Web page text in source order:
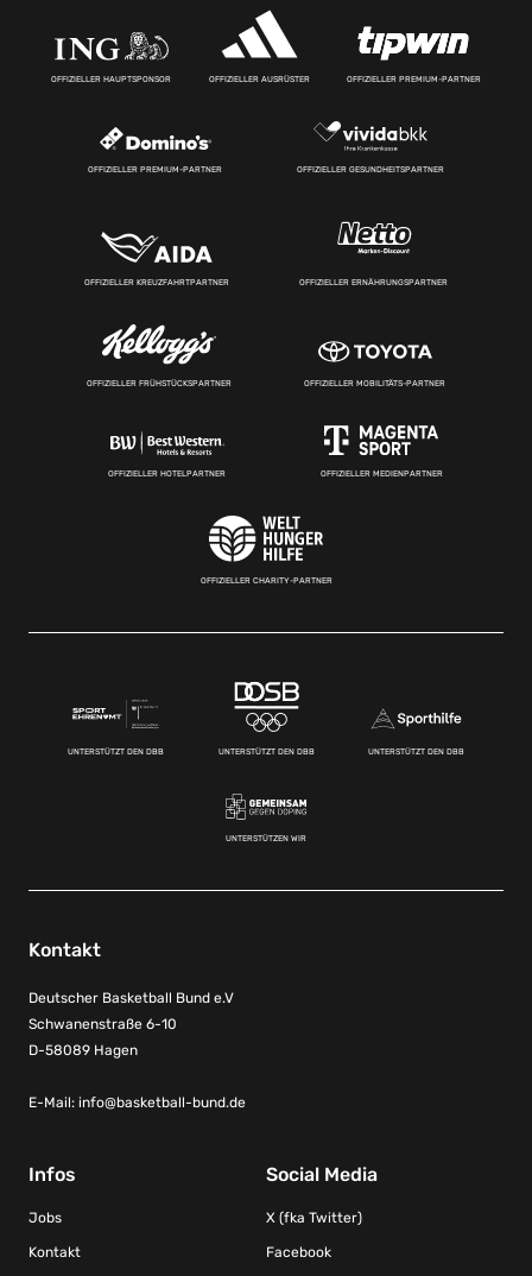
OFFIZIELLER HAUPTSPONSOR OFFIZIELLER AUSRÜSTER OFFIZIELLER PREMIUM-PARTNER
OFFIZIELLER PREMIUM-PARTNER OFFIZIELLER GESUNDHEITSPARTNER
OFFIZIELLER KREUZFAHRTPARTNER OFFIZIELLER ERNÄHRUNGSPARTNER
OFFIZIELLER FRÜHSTÜCKSPARTNER OFFIZIELLER MOBILITÄTS-PARTNER
OFFIZIELLER HOTELPARTNER OFFIZIELLER MEDIENPARTNER
OFFIZIELLER CHARITY-PARTNER
UNTERSTÜTZT DEN DBB UNTERSTÜTZT DEN DBB UNTERSTÜTZT DEN DBB
UNTERSTÜTZEN WIR
Kontakt
Deutscher Basketball Bund e.V
Schwanenstraße 6-10
D-58089 Hagen
E-Mail: info@basketball-bund.de
Infos
Jobs
Kontakt
Social Media
X (fka Twitter)
Facebook